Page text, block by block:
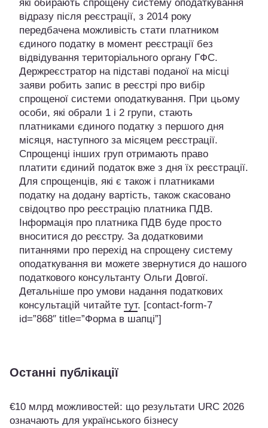
які обирають спрощену систему оподаткування
відразу після реєстрації, з 2014 року
передбачена можливість стати платником
єдиного податку в момент реєстрації без
відвідування територіального органу ГФС.
Держреєстратор на підставі поданої на місці
заяви робить запис в реєстрі про вибір
спрощеної системи оподаткування. При цьому
особи, які обрали 1 і 2 групи, стають
платниками єдиного податку з першого дня
місяця, наступного за місяцем реєстрації.
Спрощенці інших груп отримають право
платити єдиний податок вже з дня їх реєстрації.
Для спрощенців, які є також і платниками
податку на додану вартість, також скасовано
свідоцтво про реєстрацію платника ПДВ.
Інформація про платника ПДВ буде просто
вноситися до реєстру. За додатковими
питаннями про перехід на спрощену систему
оподаткування ви можете звернутися до нашого
податкового консультанту Ольги Довгої.
Детальніше про умови надання податкових
консультацій читайте тут. [contact-form-7
id=”868″ title=”Форма в шапці”]
Останні публікації
€10 млрд можливостей: що результати URC 2026
означають для українського бізнесу